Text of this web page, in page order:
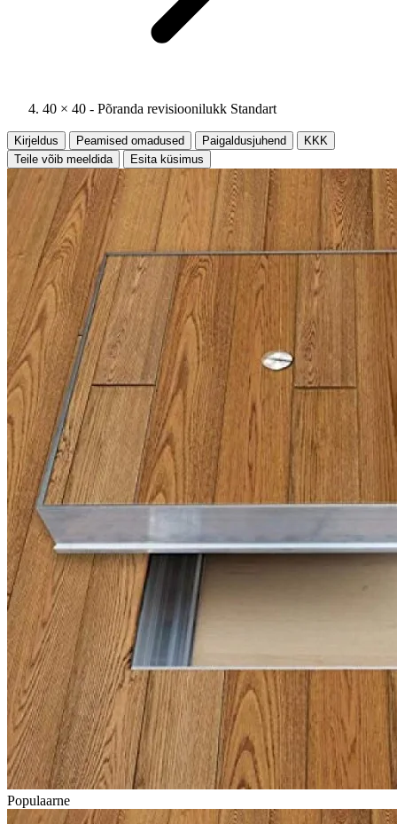
40 × 40 - Põranda revisioonilukk Standart
Kirjeldus Peamised omadused Paigaldusjuhend
KKK
Teile võib meeldida
Esita küsimus
Populaarne